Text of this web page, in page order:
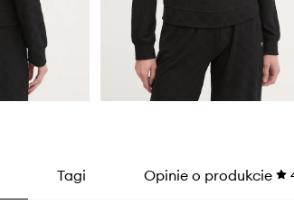
Tagi Opinie o produkcie